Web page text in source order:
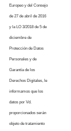
Europeo y del Consejo
de 27 de abril de 2016
y la LO 3/2018 de 5 de
diciembre de
Protección de Datos
Personales y de
Garantía de los
Derechos Digitales, le
informamos que los
datos por Vd.
proporcionados serán
objeto de tratamiento